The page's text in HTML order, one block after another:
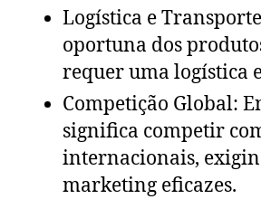
Logística e
oportuna dos
requer uma logística
Competição Global:
significa competir
internacionais,
marketing eficazes.